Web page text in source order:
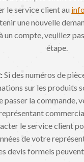
le service client au
une nouvelle
un compte, veuillez
étape.
Si des numéros de
sur les produits
passer la commande,
le service client
de votre
devis formels